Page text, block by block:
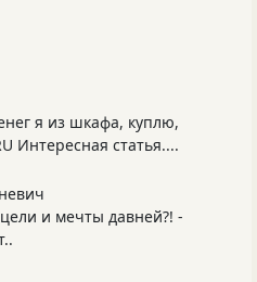
я из шкафа, куплю,
Интересная статья....
и мечты давней?! -